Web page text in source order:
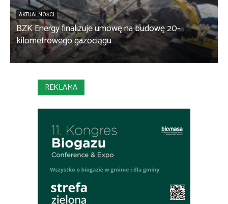
AKTUALNOŚCI
BZK Energy finalizuje umowę na budowę 20-
kilometrowego gazociągu
REKLAMA